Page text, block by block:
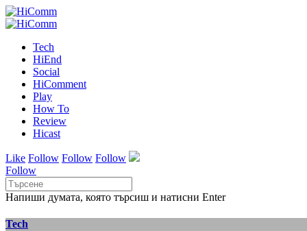
Tech
HiEnd
Social
HiComment
Play
How To
Review
Hicast
Like Follow Follow Follow
Follow
Напиши думата, която търсиш и натисни Enter
Tech